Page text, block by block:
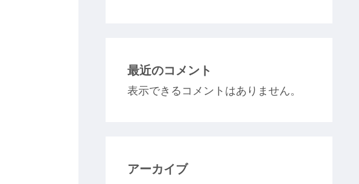
最近のコメント
表示できるコメントはありません。
アーカイブ